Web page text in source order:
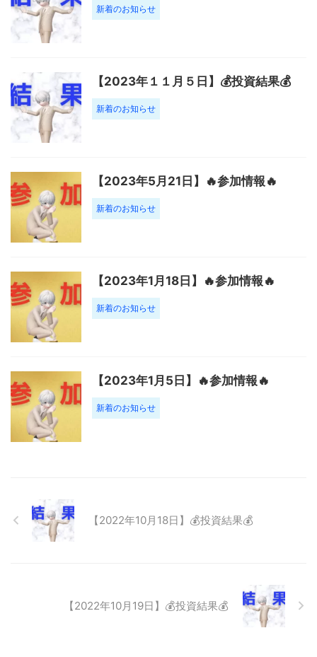
新着のお知らせ
【2023年１１月５日】💰投資結果💰
新着のお知らせ
【2023年5月21日】🔥参加情報🔥
新着のお知らせ
【2023年1月18日】🔥参加情報🔥
新着のお知らせ
【2023年1月5日】🔥参加情報🔥
新着のお知らせ
【2022年10月18日】💰投資結果💰
【2022年10月19日】💰投資結果💰